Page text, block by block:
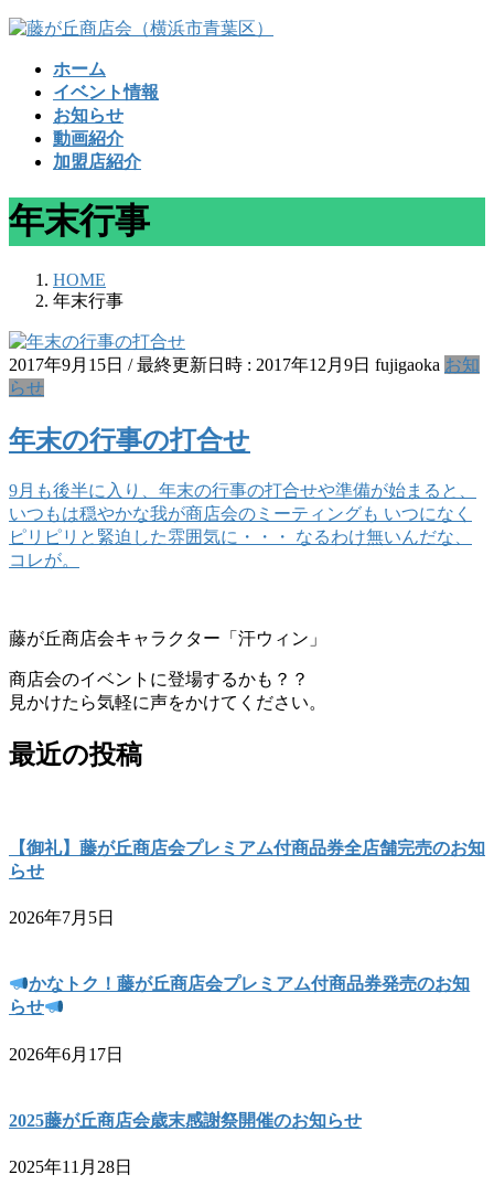
コ
ッ
ナ
移
ホーム
イベント情報
お知らせ
動画紹介
加盟店紹介
年末行事
HOME
年末行事
2017年9月15日 / 最終更新日時 : 2017年12月9日 fujigaoka お知
らせ
年末の行事の打合せ
9月も後半に入り、年末の行事の打合せや準備が始まると、
いつもは穏やかな我が商店会のミーティングも いつになく
ピリピリと緊迫した雰囲気に・・・ なるわけ無いんだな、
コレが。
藤が丘商店会キャラクター「汗ウィン」
商店会のイベントに登場するかも？？
見かけたら気軽に声をかけてください。
最近の投稿
【御礼】藤が丘商店会プレミアム付商品券全店舗完売のお知
らせ
2026年7月5日
かなトク！藤が丘商店会プレミアム付商品券発売のお知
らせ
2026年6月17日
2025藤が丘商店会歳末感謝祭開催のお知らせ
2025年11月28日